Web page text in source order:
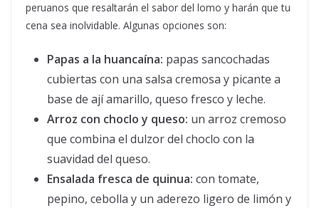
peruanos que resaltarán el sabor del lomo y harán que tu
cena sea inolvidable. Algunas opciones son:
Papas a la huancaína: papas sancochadas
cubiertas con una salsa cremosa y picante a
base de ají amarillo, queso fresco y leche.
Arroz con choclo y queso: un arroz cremoso
que combina el dulzor del choclo con la
suavidad del queso.
Ensalada fresca de quinua: con tomate,
pepino, cebolla y un aderezo ligero de limón y